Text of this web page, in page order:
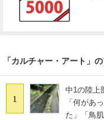
「カルチャー・アート」
1
中1の陸上
「何があ
た」「鳥